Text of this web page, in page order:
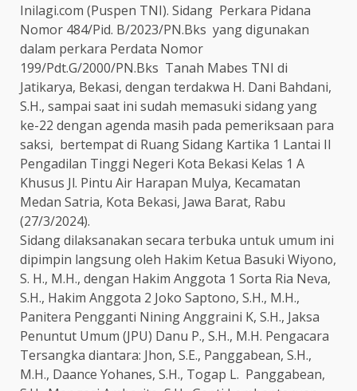
Inilagi.com (Puspen TNI). Sidang Perkara Pidana
Nomor 484/Pid. B/2023/PN.Bks yang digunakan
dalam perkara Perdata Nomor
199/Pdt.G/2000/PN.Bks Tanah Mabes TNI di
Jatikarya, Bekasi, dengan terdakwa H. Dani Bahdani,
S.H., sampai saat ini sudah memasuki sidang yang
ke-22 dengan agenda masih pada pemeriksaan para
saksi, bertempat di Ruang Sidang Kartika 1 Lantai II
Pengadilan Tinggi Negeri Kota Bekasi Kelas 1 A
Khusus Jl. Pintu Air Harapan Mulya, Kecamatan
Medan Satria, Kota Bekasi, Jawa Barat, Rabu
(27/3/2024).
Sidang dilaksanakan secara terbuka untuk umum ini
dipimpin langsung oleh Hakim Ketua Basuki Wiyono,
S. H., M.H., dengan Hakim Anggota 1 Sorta Ria Neva,
S.H., Hakim Anggota 2 Joko Saptono, S.H., M.H.,
Panitera Pengganti Nining Anggraini K, S.H., Jaksa
Penuntut Umum (JPU) Danu P., S.H., M.H. Pengacara
Tersangka diantara: Jhon, S.E., Panggabean, S.H.,
M.H., Daance Yohanes, S.H., Togap L. Panggabean,